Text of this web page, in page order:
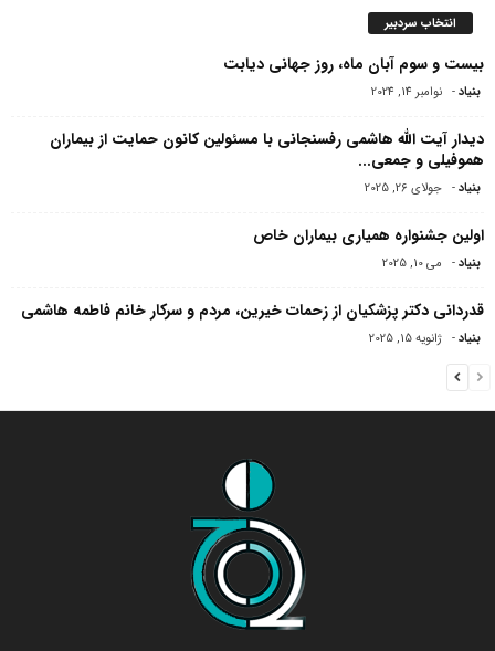
انتخاب سردبیر
بیست و سوم آبان ماه، روز جهانی دیابت
بنیاد- نوامبر 14, 2024
دیدار آیت الله هاشمی رفسنجانی با مسئولین کانون حمایت از بیماران
هموفیلى و جمعى...
بنیاد- جولای 26, 2025
اولین جشنواره همیاری بیماران خاص
بنیاد- می 10, 2025
قدردانی دکتر پزشکیان از زحمات خیرین، مردم و سرکار خانم فاطمه هاشمی
بنیاد- ژانویه 15, 2025